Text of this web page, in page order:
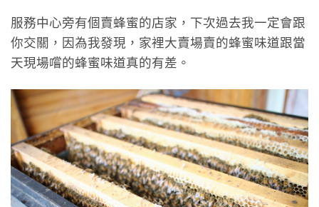
服務中心旁有個賣蜂蜜的店家，下次過去我一定會跟
你交關，因為我發現，家裡大賣場賣的蜂蜜味道跟當
天現場嚐的蜂蜜味道真的有差。